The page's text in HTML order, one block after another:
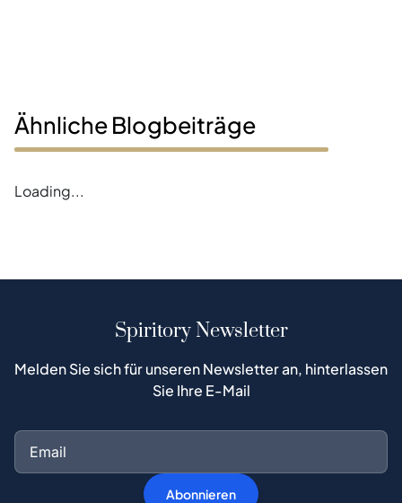
Ähnliche Blogbeiträge
Loading...
Spiritory Newsletter
Melden Sie sich für unseren Newsletter an, hinterlassen
Sie Ihre E-Mail
Abonnieren